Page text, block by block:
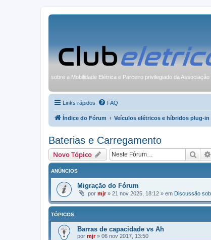
sobre a Mobilidade Elétrica e Parceiro privilegiado da
Links rápidos FAQ
Índice do Fórum Veículos elétricos e híbridos plug-in
Baterias e Carregamento
Novo Tópico
ANÚNCIOS
Migração do Fórum
por mjr» 21 nov 2025, 18:12 » em Discussão
TÓPICOS
Barras de capacidade vs Ah
por mjr» 06 nov 2017, 13:50